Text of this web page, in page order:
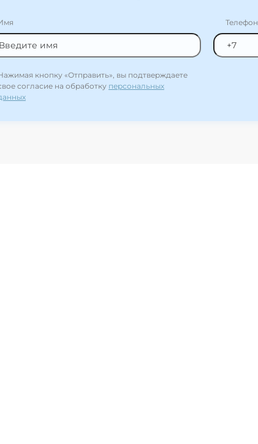
Телефон
кнопку «Отправить», вы подтверждаете
согласие на обработку персональных